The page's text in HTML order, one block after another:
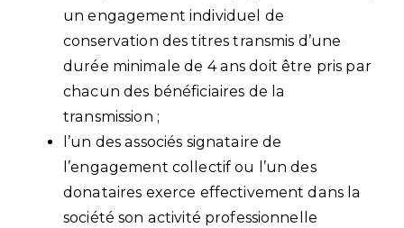
un engagement individuel de
conservation des titres transmis d’une
durée minimale de 4 ans doit être pris par
chacun des bénéficiaires de la
transmission ;
l’un des associés signataire de
l’engagement collectif ou l’un des
donataires exerce effectivement dans la
société son activité professionnelle